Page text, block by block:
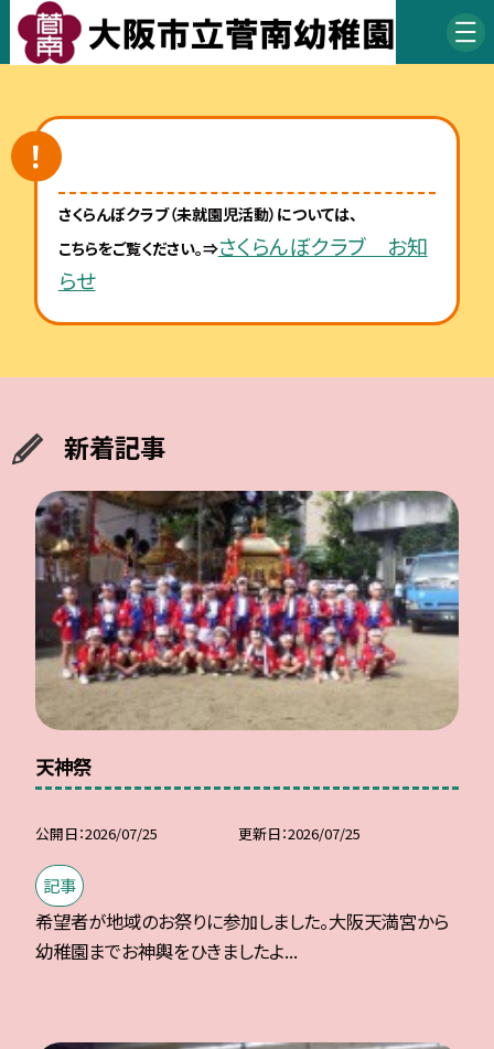
さくらんぼクラブ（未就園児活動）については、
こちらをご覧ください。⇒さくらんぼクラブ お知
らせ
新着記事
天神祭
公開日 2026/07/25 更新日 2026/07/25
記事
希望者が地域のお祭りに参加しました。大阪天満宮から
幼稚園までお神輿をひきましたよ...